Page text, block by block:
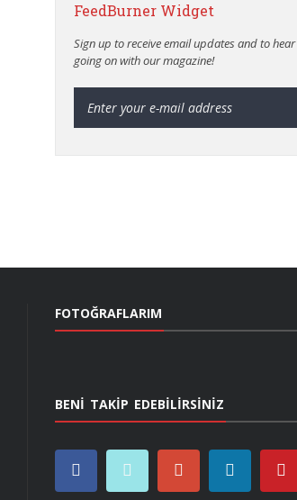
FeedBurner Widget
Sign up to receive email updates and to
going on with our magazine!
FOTOĞRAFLARIM
BENİ TAKİP EDEBİLİRSİNİZ